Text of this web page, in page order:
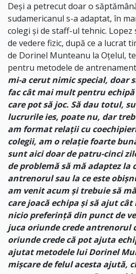
Deși a petrecut doar o
sudamericanul s-a adaptat, în
colegi și de staff-ul tehnic.
de vedere fizic, după ce a lucrat
de Dorinel Munteanu la Oțelul,
pentru metodele de
mi-a cerut nimic special, doar
fac cât mai mult pentru
care pot să joc. Să dau totul,
lucrurile ies, poate nu, dar
am format relații cu
colegii, am o relație foarte
sunt aici doar de patru-cinci
de problemă să mă adaptez la
antrenorul sau la ce este
am venit acum și trebuie să
care joacă echipa și să ajut
nicio preferință din punct de
juca oriunde crede antrenorul
oriunde crede că pot ajuta
ajutat metodele lui Dorinel
mișcare de felul acesta ajută,